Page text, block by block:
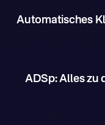
Automatisches
ADSp: Alles zu